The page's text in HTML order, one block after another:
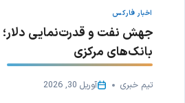
اخبار فارکس
جهش نفت و قدرت‌نمایی
بانک‌های مرکزی
تیم خبری آوریل 30, 2026